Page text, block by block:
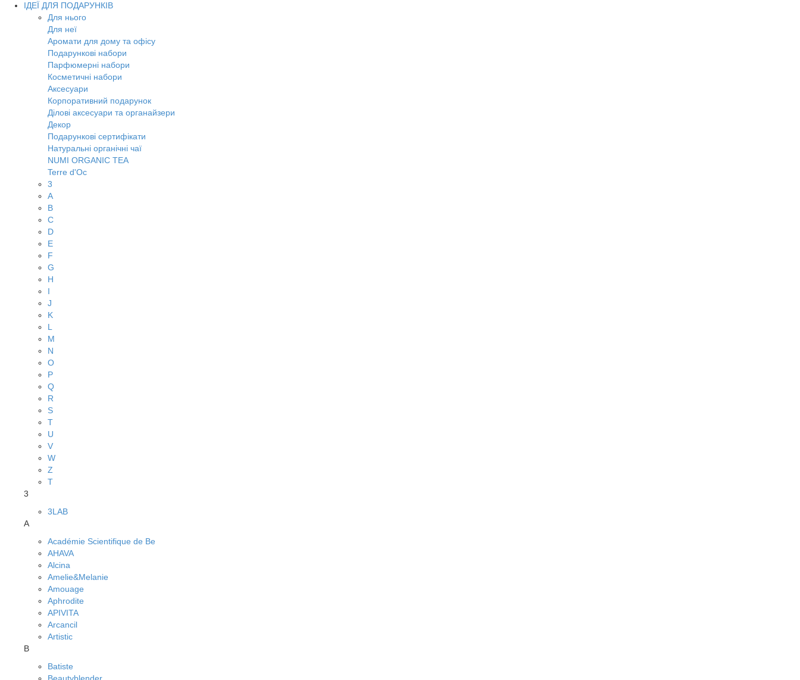
ІДЕЇ ДЛЯ ПОДАРУНКІВ
Для нього
Для неї
Аромати для дому та офісу
Подарункові набори
Парфюмерні набори
Косметичні набори
Аксесуари
Корпоративний подарунок
Ділові аксесуари та органайзери
Декор
Подарункові сертифікати
Натуральні органічні чаї
NUMI ORGANIC TEA
Terre d'Oc
3
A
B
C
D
E
F
G
H
I
J
K
L
M
N
O
P
Q
R
S
T
U
V
W
Z
Т
3
3LAB
A
Académie Scientifique de Be
AHAVA
Alcina
Amelie&Melanie
Amouage
Aphrodite
APIVITA
Arcancil
Artistic
B
Batiste